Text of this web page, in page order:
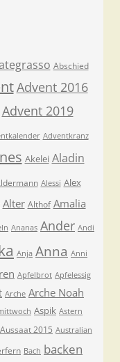
Abschied
Advent 2016
Advent 2019
Adventkranz
Akelei Aladin
Alessi Alex
Alter Althof Amalia
Ananas Ander Andi
Anja Anna Anni
Apfelbrot Apfelessig
Arche Arche Noah
Aspik Astern
Aussaat 2015 Australian
Bach backen